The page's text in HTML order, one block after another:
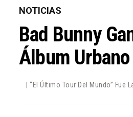
NOTICIAS
Bad Bunny
Álbum Urbano
| “El Último Tour Del Mundo”